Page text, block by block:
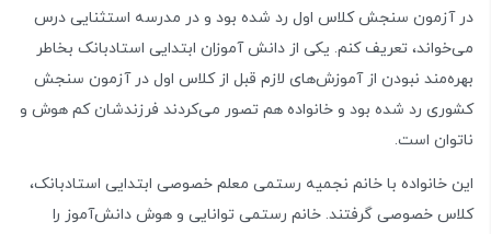
در آزمون سنجش کلاس اول رد شده بود و در مدرسه استثنایی درس
می‌خواند، تعریف کنم. یکی از دانش آموزان ابتدایی استادبانک بخاطر
بهره‌مند نبودن از آموزش‌های لازم قبل از کلاس اول در آزمون سنجش
کشوری رد شده بود و خانواده هم تصور می‌کردند فرزندشان کم هوش و
ناتوان است.
این خانواده با خانم نجمیه رستمی معلم خصوصی ابتدایی استادبانک،
کلاس خصوصی گرفتند. خانم رستمی توانایی و هوش دانش‌آموز را